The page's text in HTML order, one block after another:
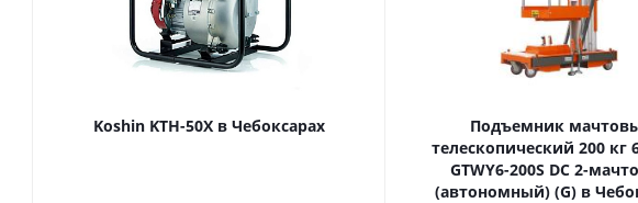
Koshin KTH-50X в Чебоксарах
Подъемник
телескопический 200 кг 6 м TOR
GTWY6-200S DC 2-
(автономный) (G) в